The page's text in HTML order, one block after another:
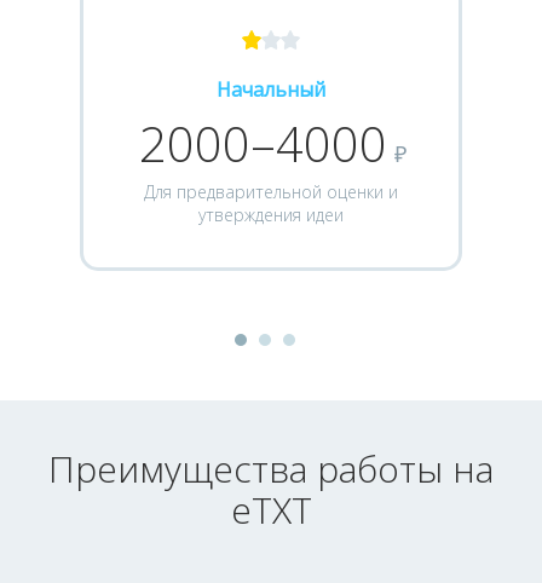
Начальный
2000–4000 ₽
Для предварительной оценки и
утверждения идеи
Преимущества работы на
eTXT